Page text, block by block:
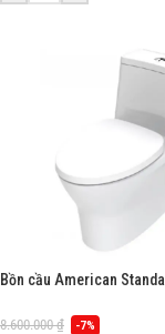
Bồn cầu American
8.600.000₫ -7%